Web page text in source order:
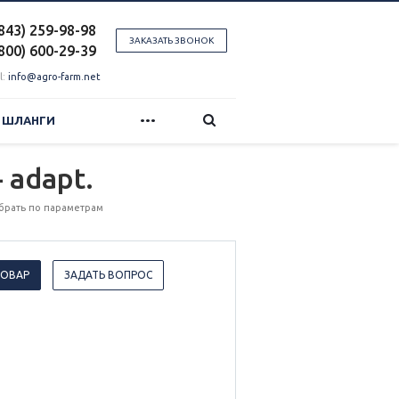
ЗАКАЗАТЬ ЗВОНОК
259-98-98
600-29-39
info@agro-farm.net
ШЛАНГИ ...
adapt.
по параметрам
ЗАДАТЬ ВОПРОС